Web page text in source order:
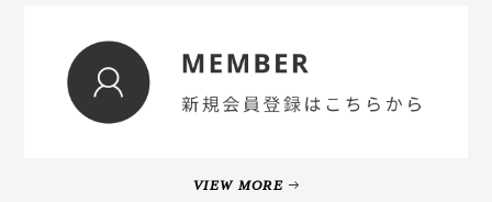
VIEW MORE